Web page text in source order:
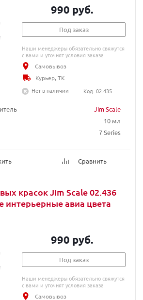
Jim Scale
10 мл
7 Series
Сравнить
990 руб.
Под заказ
Наши менеджеры обязательно свяжутся
с вами и уточнят условия заказа
Самовывоз
Курьер, ТК
Нет в наличии
Код: 02.435
красок Jim Scale 02.436
интерьерные авиа цвета
990 руб.
Под заказ
Наши менеджеры обязательно свяжутся
с вами и уточнят условия заказа
Самовывоз